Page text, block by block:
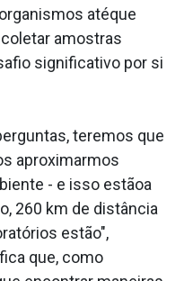
atéque
amostras
significativo por si
teremos que
aproximarmos
- e isso estãoa
260 km de distância
estão",
que, como